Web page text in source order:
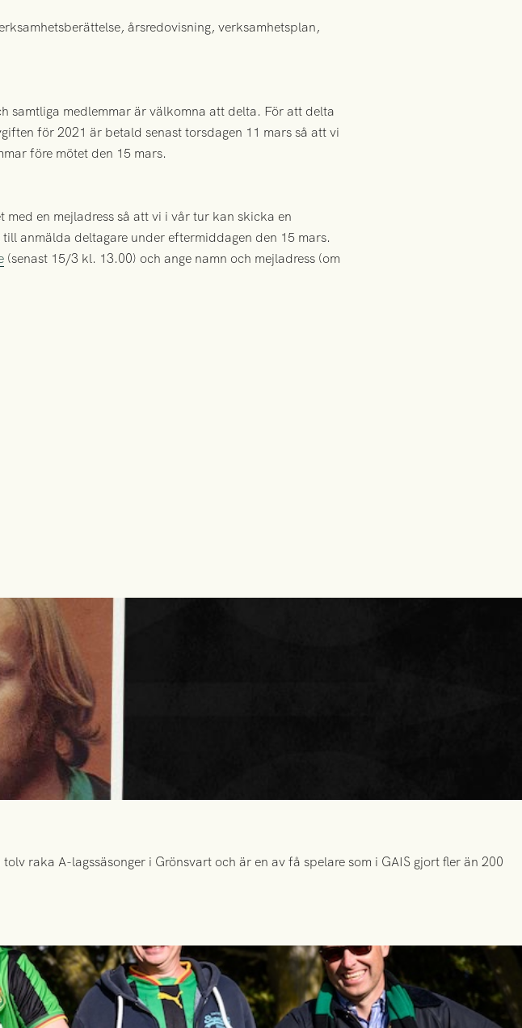
årsredovisning, verksamhetsplan,
samtliga medlemmar är välkomna att delta. För att delta
för 2021 är betald senast torsdagen 11 mars så att vi
före mötet den 15 mars.
en mejladress så att vi i vår tur kan skicka en
anmälda deltagare under eftermiddagen den 15 mars.
(senast 15/3 kl. 13.00) och ange namn och mejladress (om
raka A-lagssäsonger i Grönsvart och är en av få spelare som i GAIS gjort fler än 200